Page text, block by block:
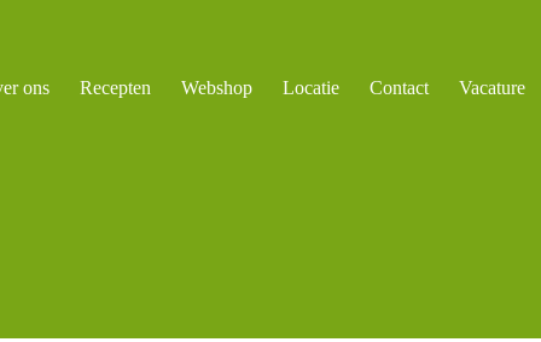
ons Recepten Webshop Locatie Contact Vacature